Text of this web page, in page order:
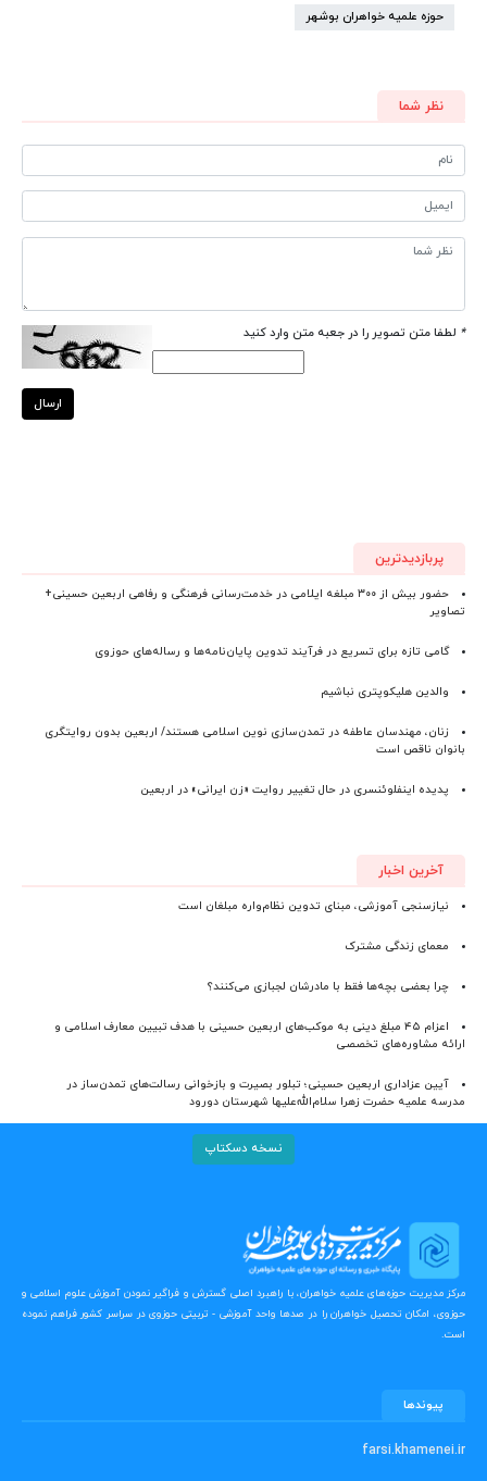
حوزه علمیه خواهران بوشهر
نظر شما
* لطفا متن تصویر را در جعبه متن وارد کنید
ارسال
پربازدیدترین
حضور بیش از ۳۰۰ مبلغه ایلامی در خدمت‌رسانی فرهنگی و رفاهی اربعین حسینی+
تصاویر
گامی تازه برای تسریع در فرآیند تدوین پایان‌نامه‌ها و رساله‌های حوزوی
والدین هلیکوپتری نباشیم
زنان، مهندسان عاطفه در تمدن‌سازی نوین اسلامی هستند/ اربعین بدون روایتگری
بانوان ناقص است
پدیده اینفلوئنسری در حال تغییر روایت «زن ایرانی» در اربعین
آخرین اخبار
نیازسنجی آموزشی، مبنای تدوین نظام‌واره مبلغان است
معمای زندگی مشترک
چرا بعضی بچه‌ها فقط با مادرشان لجبازی می‌کنند؟
اعزام ۴۵ مبلغ دینی به موکب‌های اربعین حسینی با هدف تبیین معارف اسلامی و
ارائه مشاوره‌های تخصصی
آیین عزاداری اربعین حسینی؛ تبلور بصیرت و بازخوانی رسالت‌های تمدن‌ساز در
مدرسه علمیه حضرت زهرا سلام‌الله‌علیها شهرستان دورود
نسخه دسکتاپ
مرکز مدیریت حوزه‌های علمیه خواهران، با راهبرد اصلی گسترش و فراگیر نمودن آموزش علوم اسلامی و
حوزوی، امکان تحصیل خواهران را در صدها واحد آموزشی - تربیتی حوزوی در سراسر کشور فراهم نموده
است.
پیوندها
farsi.khamenei.ir